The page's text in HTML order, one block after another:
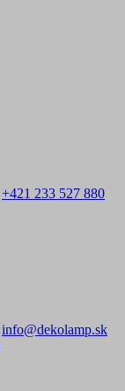
+421 233 527 880
info@dekolamp.sk